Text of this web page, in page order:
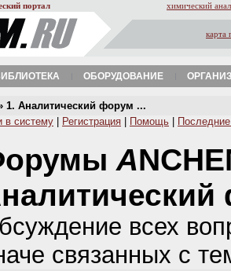
портал химический
карта
ОБОРУДОВАНИЕ
1. Аналитический форум ...
в систему Регистрация Помощь
A
всех
связанных с